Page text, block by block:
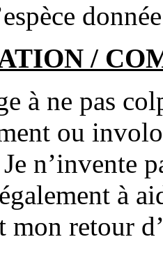
/
à ne pas
ou
n’invente
à
mon retour